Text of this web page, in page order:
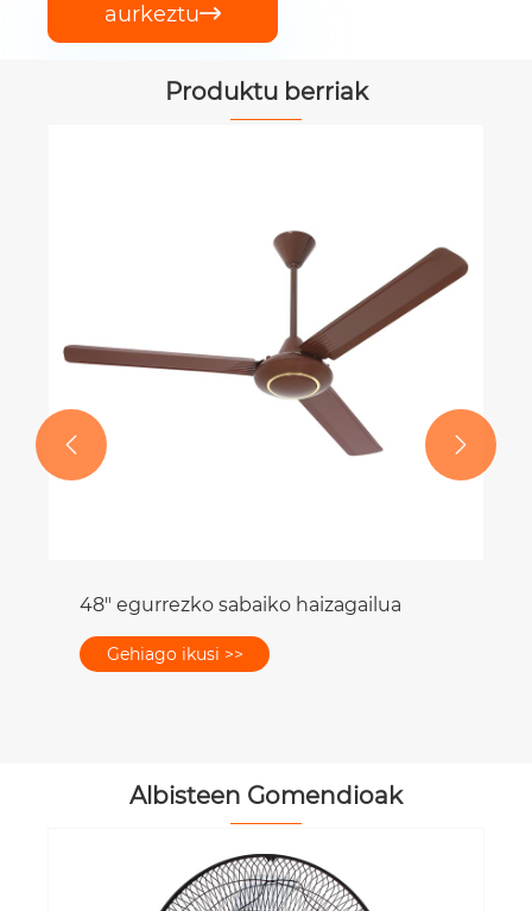
aurkeztu
Produktu berriak
Gehiago ikusi >>
 
Albisteen Gomendioak
Jarraitu zaleak eta sabaiko zaleak, zein